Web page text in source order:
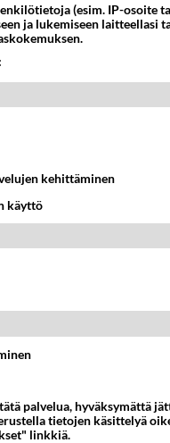
joille on
suosittu laulaja
(esim. IP-osoite
ja lukemiseen laitteellasi
kehittäminen
käyttö
palvelua, hyväksymättä
tietojen käsittelyä
linkkiä.